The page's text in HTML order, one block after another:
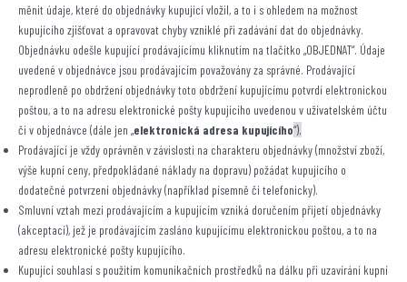
měnit údaje, které do objednávky kupující vložil, a to i s ohledem na možnost
kupujícího zjišťovat a opravovat chyby vzniklé při zadávání dat do objednávky.
Objednávku odešle kupující prodávajícímu kliknutím na tlačítko „OBJEDNAT“. Údaje
uvedené v objednávce jsou prodávajícím považovány za správné. Prodávající
neprodleně po obdržení objednávky toto obdržení kupujícímu potvrdí elektronickou
poštou, a to na adresu elektronické pošty kupujícího uvedenou v uživatelském účtu
či v objednávce (dále jen „elektronická adresa kupujícího“).
Prodávající je vždy oprávněn v závislosti na charakteru objednávky (množství zboží,
výše kupní ceny, předpokládané náklady na dopravu) požádat kupujícího o
dodatečné potvrzení objednávky (například písemně či telefonicky).
Smluvní vztah mezi prodávajícím a kupujícím vzniká doručením přijetí objednávky
(akceptací), jež je prodávajícím zasláno kupujícímu elektronickou poštou, a to na
adresu elektronické pošty kupujícího.
Kupující souhlasí s použitím komunikačních prostředků na dálku při uzavírání kupní